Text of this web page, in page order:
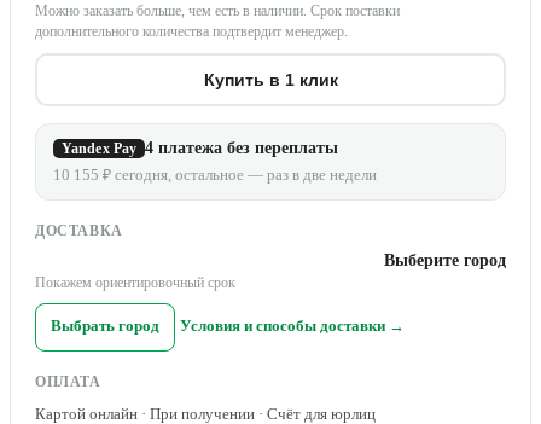
Можно заказать больше, чем есть в наличии. Срок поставки
дополнительного количества подтвердит менеджер.
Купить в 1 клик
Yandex Pay 4 платежа без переплаты
10 155 ₽ сегодня, остальное — раз в две недели
ДОСТАВКА
Выберите город
Покажем ориентировочный срок
Выбрать город Условия и способы доставки →
ОПЛАТА
Картой онлайн · При получении · Счёт для юрлиц